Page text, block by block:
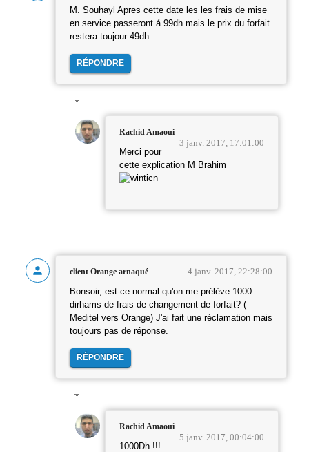
M. Souhayl Apres cette date les les frais de mise
en service passeront á 99dh mais le prix du forfait
restera toujour 49dh
RÉPONDRE
Rachid Amaoui
3 janv. 2017, 17:01:00
Merci pour
cette explication M Brahim
client Orange arnaqué 4 janv. 2017, 22:28:00
Bonsoir, est-ce normal qu'on me prélève 1000
dirhams de frais de changement de forfait? (
Meditel vers Orange) J'ai fait une réclamation mais
toujours pas de réponse.
RÉPONDRE
Rachid Amaoui
5 janv. 2017, 00:04:00
1000Dh !!!